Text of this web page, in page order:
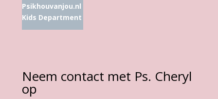
Psikhouvanjou.nl
Kids Department
Neem contact met Ps. Cheryl
op